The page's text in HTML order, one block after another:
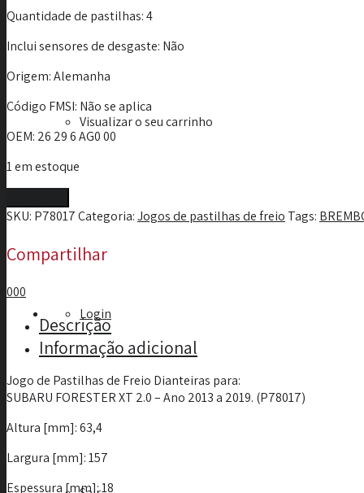
Visualizar o seu carrinho
Login
Quantidade de pastilhas: 4
Inclui sensores de desgaste: Não
Origem: Alemanha
Código FMSI: Não se aplica
OEM: 26 29 6 AG0 00
1 em estoque
SKU: P78017Categoria:Jogos de pastilhas de freio Tags:
Compartilhar
000
Descrição
Informação adicional
Jogo de Pastilhas de Freio Dianteiras para:
SUBARU FORESTER XT 2.0 – Ano 2013 a 2019. (P78017)
Altura [mm]: 63,4
Largura [mm]: 157
Espessura [mm]: 18